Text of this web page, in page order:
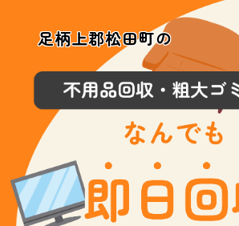
足柄上郡松田町の